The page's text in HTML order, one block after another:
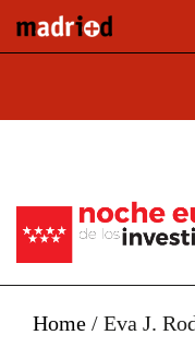
Home / Eva J.